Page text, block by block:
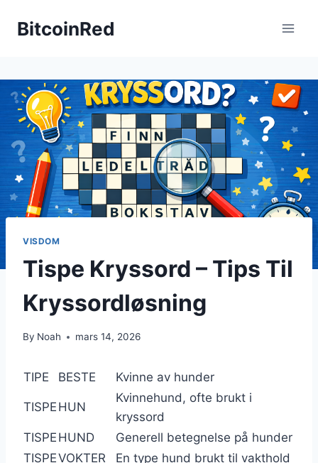
BitcoinRed
VISDOM
Tispe Kryssord – Tips Til
Kryssordløsning
By Noah mars 14, 2026
TIPE BESTE Kvinne av hunder
TISPE HUN
Kvinnehund, ofte brukt i
kryssord
TISPE HUND
Generell betegnelse på hunder
TISPEVOKTER En type hund brukt til vakthold